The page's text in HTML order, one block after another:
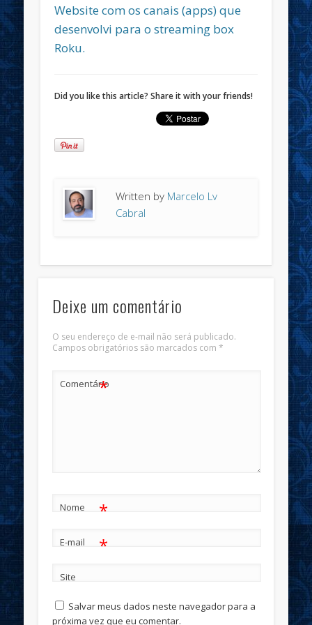
Website com os canais (apps) que
desenvolvi para o streaming box
Roku.
Did you like this article? Share it with your friends!
Written by Marcelo Lv
Cabral
Deixe um comentário
O seu endereço de e-mail não será publicado.
Campos obrigatórios são marcados com *
Comentário
*
Nome *
E-mail *
Site
Salvar meus dados neste navegador para a
próxima vez que eu comentar.